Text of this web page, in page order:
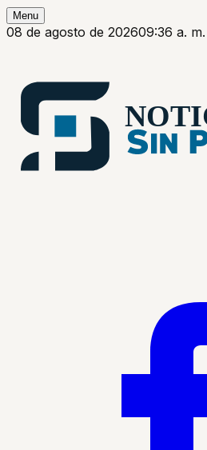
Menu
08 de agosto de 202609:36 a. m.